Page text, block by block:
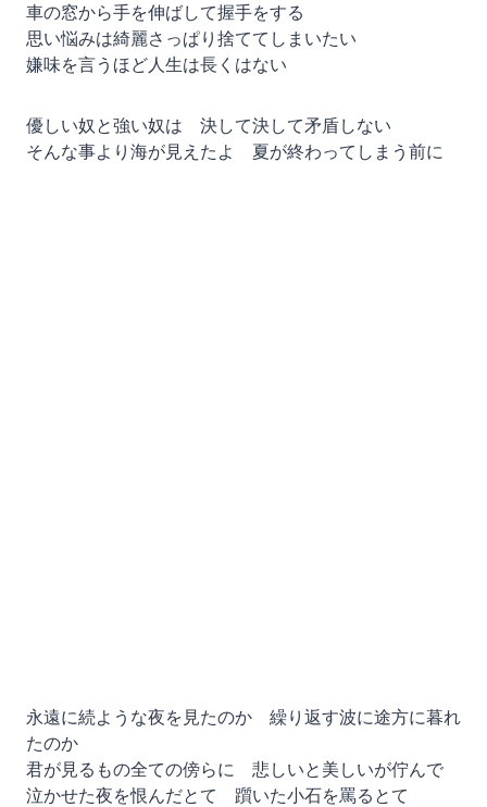
車の窓から手を伸ばして握手をする
思い悩みは綺麗さっぱり捨ててしまいたい
嫌味を言うほど人生は長くはない
優しい奴と強い奴は 決して決して矛盾しない
そんな事より海が見えたよ 夏が終わってしまう前に
永遠に続ような夜を見たのか 繰り返す波に途方に暮れ
たのか
君が見るもの全ての傍らに 悲しいと美しいが佇んで
泣かせた夜を恨んだとて 躓いた小石を罵るとて